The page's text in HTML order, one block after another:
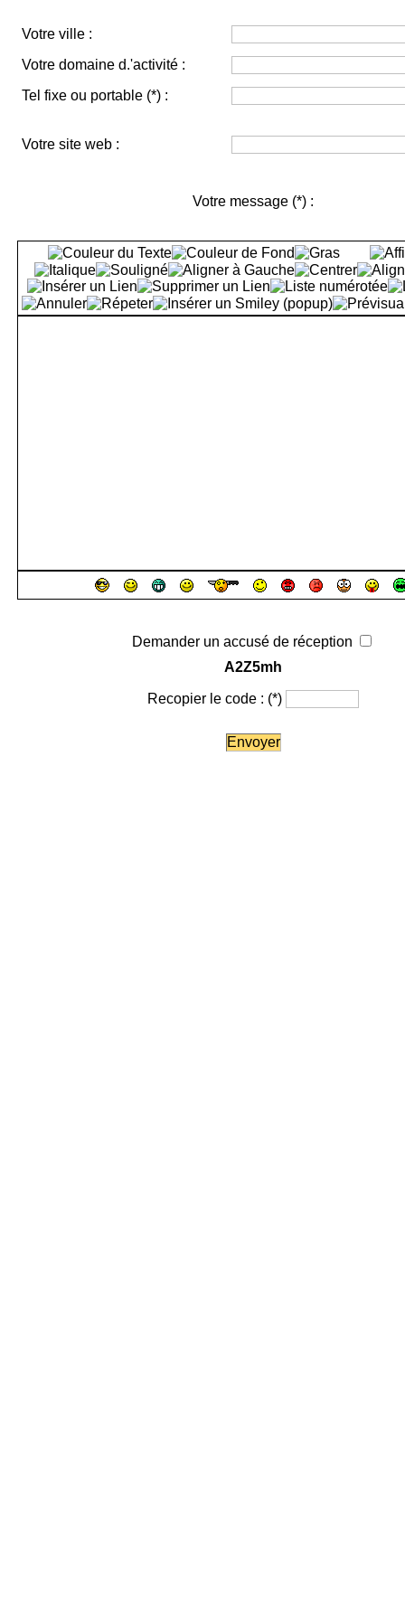
Votre ville :
Votre domaine d.'activité :
Tel fixe ou portable (*) :
Votre site web :
Votre message (*) :
Demander un accusé de réception
A2Z5mh
Recopier le code : (*)
Envoyer